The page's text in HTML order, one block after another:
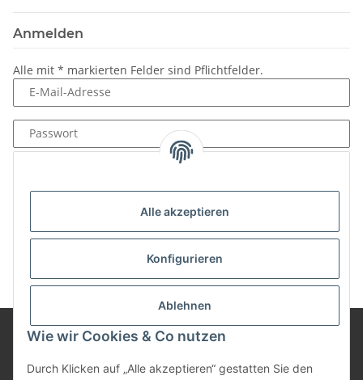
Alle akzeptieren
Konfigurieren
Ablehnen
Wie wir Cookies & Co nutzen
Durch Klicken auf „Alle akzeptieren“ gestatten Sie den
Anmelden
Alle mit * markierten Felder sind Pflichtfelder.
E-Mail-Adresse
Passwort
Neu hier?Jetzt registrieren!
Informationen